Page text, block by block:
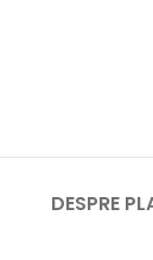
DESPRE